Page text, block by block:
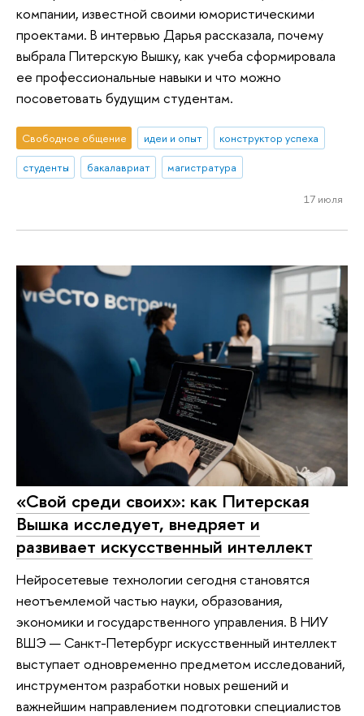
компании, известной своими юмористическими
проектами. В интервью Дарья рассказала, почему
выбрала Питерскую Вышку, как учеба сформировала
ее профессиональные навыки и что можно
посоветовать будущим студентам.
Свободное общение идеи и опыт
конструктор успеха
студенты
бакалавриат магистратура
17 июля
«Свой среди своих»: как Питерская
Вышка исследует, внедряет и
развивает искусственный интеллект
Нейросетевые технологии сегодня становятся
неотъемлемой частью науки, образования,
экономики и государственного управления. В НИУ
ВШЭ — Санкт-Петербург искусственный интеллект
выступает одновременно предметом исследований,
инструментом разработки новых решений и
важнейшим направлением подготовки специалистов